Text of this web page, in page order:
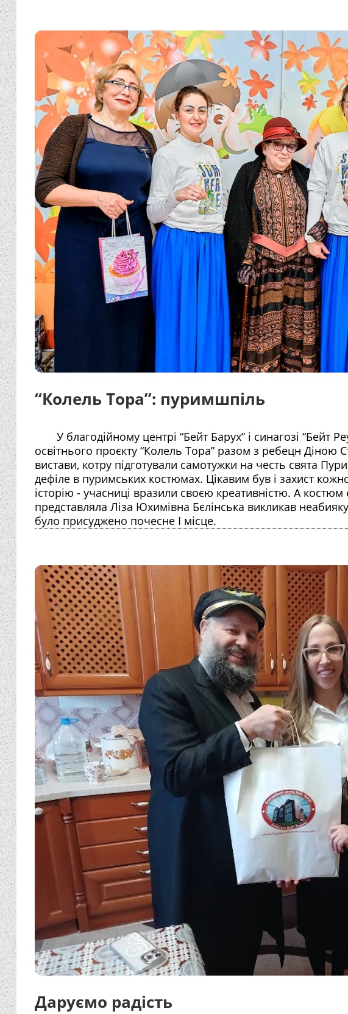
“Колель Тора”: пуримшпіль
У благодійному центрі “Бейт Барух” і синагозі
освітнього проєкту “Колель Тора” разом з ребецн Діною
вистави, котру підготували самотужки на честь свята
дефіле в пуримських костюмах. Цікавим був і захист
історію - учасниці вразили своєю креативністю. А костюм
представляла Ліза Юхимівна Бєлінська викликав
було присуджено почесне I місце.
Даруємо радість